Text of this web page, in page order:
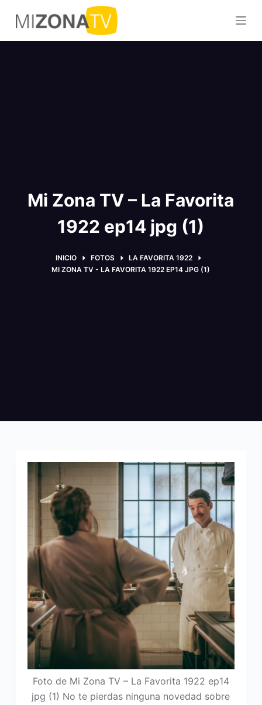
S
a
l
Mi Zona TV – La Favorita
1922 ep14 jpg (1)
INICIO FOTOS
LA FAVORITA 1922
MI ZONA TV - LA FAVORITA 1922 EP14 JPG (1)
Foto de Mi Zona TV – La Favorita 1922 ep14
jpg (1) No te pierdas ninguna novedad sobre